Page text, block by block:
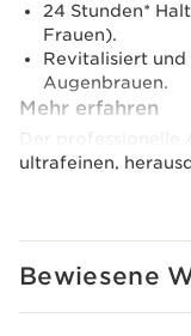
24 Stunden*
Frauen).
Revitalisiert und
Augenbrauen.
Mehr erfahren
Der professionelle
ultrafeinen,
nachahmt und
Die Formel mit
Bewiesene